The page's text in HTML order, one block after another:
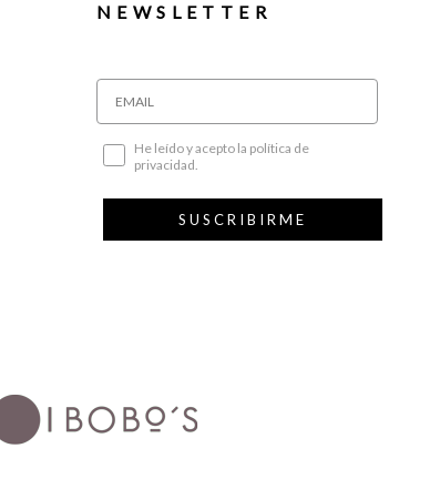
NEWSLETTER
He leído y acepto la política de
privacidad.
SUSCRIBIRME